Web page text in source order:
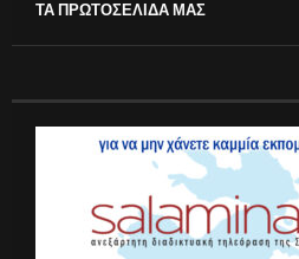
ΤΑ ΠΡΩΤΟΣΕΛΙΔΑ ΜΑΣ